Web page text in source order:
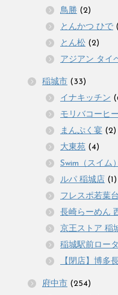
鳥勝 (2)
とんかつ ひで
とん松 (2)
アジアン タイ
稲城市 (33)
イナキッチン
モリバコーヒ
まんぷく宴 (2)
大東苑 (4)
Swim（スイム）
ルパ 稲城店 (1)
フレスポ若葉
長崎らーめん
京王ストア 稲
稲城駅前ロー
【閉店】博多
府中市 (254)